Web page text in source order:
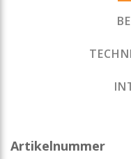
Artikelnummer